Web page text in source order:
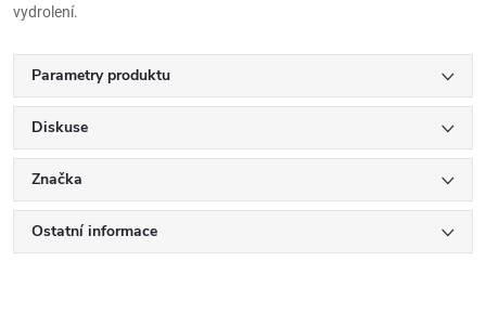
vydrolení.
Parametry produktu
Diskuse
Značka
Ostatní informace